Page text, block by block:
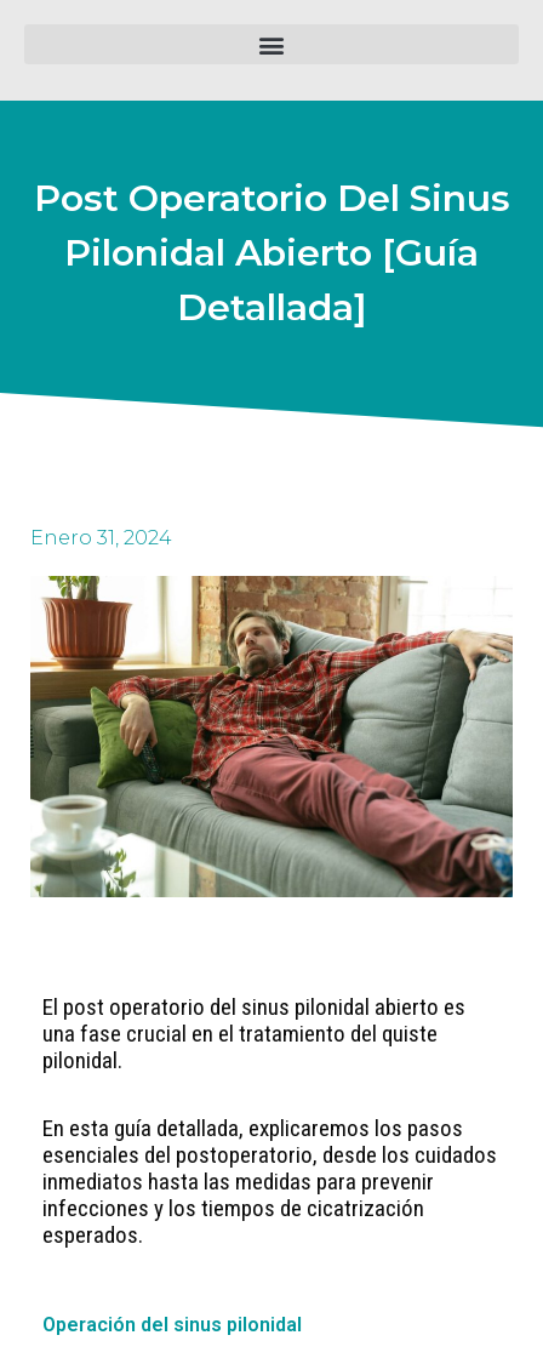
Post Operatorio Del Sinus
Pilonidal Abierto [Guía
Detallada]
Enero 31, 2024
El post operatorio del sinus pilonidal abierto es
una fase crucial en el tratamiento del quiste
pilonidal.
En esta guía detallada, explicaremos los pasos
esenciales del postoperatorio, desde los cuidados
inmediatos hasta las medidas para prevenir
infecciones y los tiempos de cicatrización
esperados.
Operación del sinus pilonidal